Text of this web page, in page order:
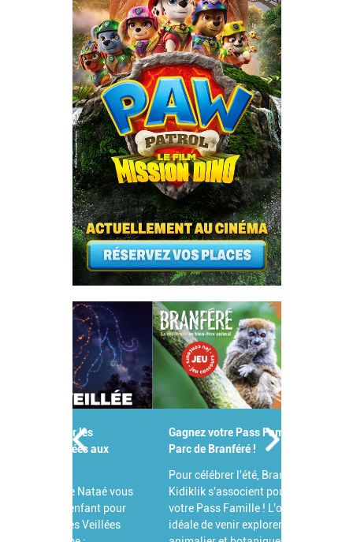
Gagnez votre Pass Famille pour le
Parc de Branféré !
Pour célébrer l'été, Branféré et
Kidiklik s'associent pour vous offrir
votre Pass Famille ! L'occasion
idéale de venir explorer ce parc